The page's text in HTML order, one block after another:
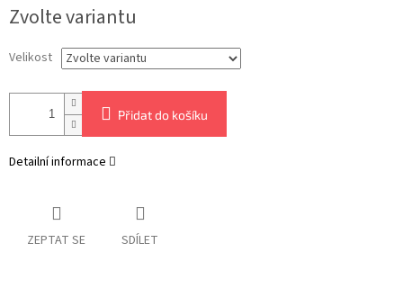
cena:
Zvolte variantu
Velikost
Přidat do košíku
Detailní informace
ZEPTAT SE SDÍLET